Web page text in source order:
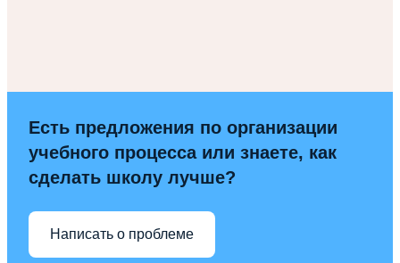
Есть предложения по организации
учебного процесса или знаете, как
сделать школу лучше?
Написать о проблеме